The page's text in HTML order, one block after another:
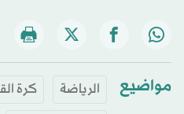
مواضيع الرياضة كرة